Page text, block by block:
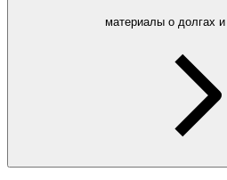
материалы о долгах и